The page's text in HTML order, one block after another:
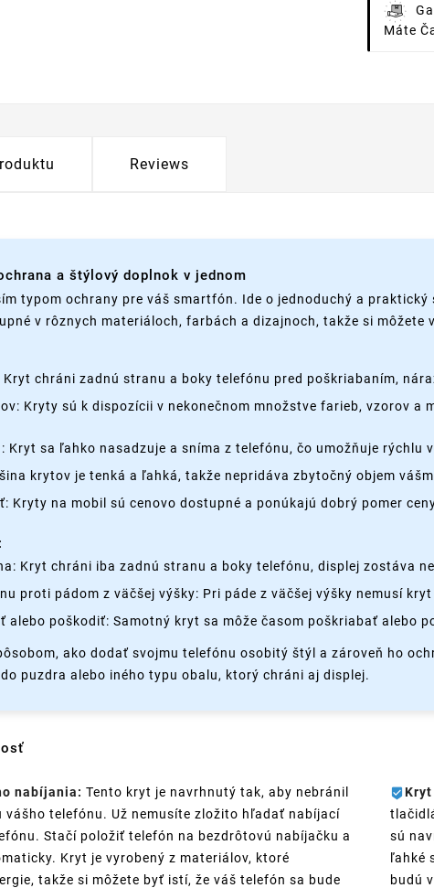
Máte
Reviews
a štýlový doplnok v jednom
typom ochrany pre váš smartfón. Ide o jednoduchý a
v rôznych materiáloch, farbách a dizajnoch, takže si
chráni zadnú stranu a boky telefónu pred poškriabaním,
Kryty sú k dispozícii v nekonečnom množstve farieb, vzorov
Kryt sa ľahko nasadzuje a sníma z telefónu, čo umožňuje rýchlu
krytov je tenká a ľahká, takže nepridáva zbytočný objem
Kryty na mobil sú cenovo dostupné a ponúkajú dobrý pomer
Kryt chráni iba zadnú stranu a boky telefónu, displej zostáva
proti pádom z väčšej výšky: Pri páde z väčšej výšky nemusí
alebo poškodiť: Samotný kryt sa môže časom poškriabať alebo
ako dodať svojmu telefónu osobitý štýl a zároveň ho
puzdra alebo iného typu obalu, ktorý chráni aj displej.
nabíjania: Tento kryt je navrhnutý tak, aby nebránil
vášho telefónu. Už nemusíte zložito hľadať nabíjací
Stačí položiť telefón na bezdrôtovú nabíjačku a
Kryt je vyrobený z materiálov, ktoré
takže si môžete byť istí, že váš telefón sa bude
sú
ľahké
budú